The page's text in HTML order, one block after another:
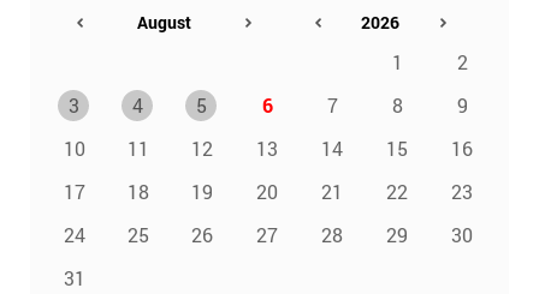
1
2
3
4 5 6 7 8
9
10
11 12 13 14 15
16
17
18 19 20 21 22
23
24
25 26 27 28 29
30
31